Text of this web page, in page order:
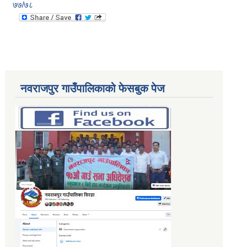
७७/७८
नवराजपुर गाउँपालिकाको फेसबुक पेज